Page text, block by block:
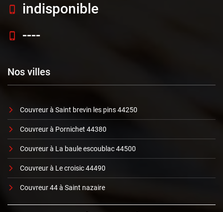
indisponible
----
Nos villes
Couvreur à Saint brevin les pins 44250
Couvreur à Pornichet 44380
Couvreur à La baule escoublac 44500
Couvreur à Le croisic 44490
Couvreur 44 à Saint nazaire